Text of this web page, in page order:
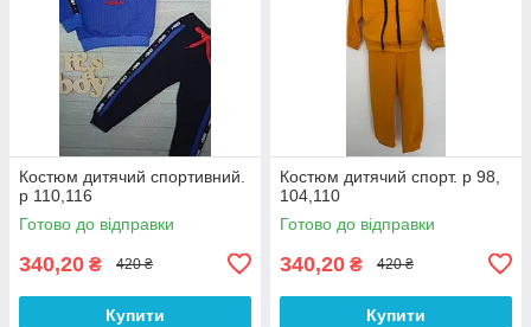
Костюм дитячий спортивний.
р 110,116
Готово до відправки
340,20 ₴ 420 ₴
Купити
Костюм дитячий спорт. р 98,
104,110
Готово до відправки
340,20 ₴ 420 ₴
Купити